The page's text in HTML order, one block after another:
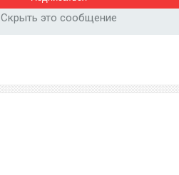
Скрыть это сообщение